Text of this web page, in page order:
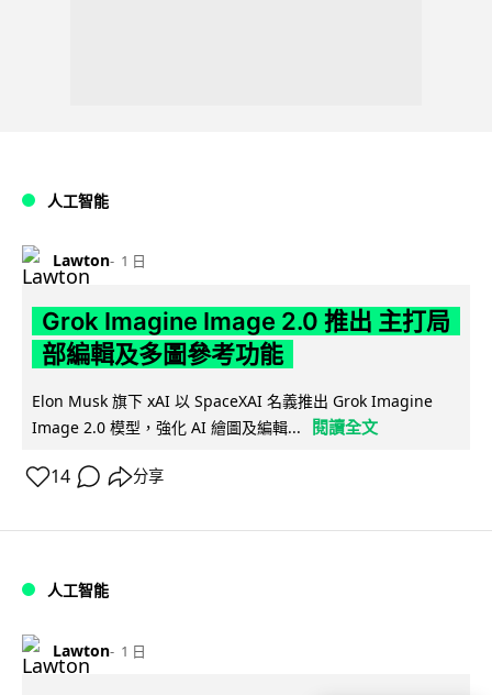
人工智能
Lawton 1 日
Grok Imagine Image 2.0 推出 主打局
部編輯及多圖參考功能
Elon Musk 旗下 xAI 以 SpaceXAI 名義推出 Grok Imagine
Image 2.0 模型，強化 AI 繪圖及編輯...
閱讀全文
14 分享
人工智能
Lawton 1 日